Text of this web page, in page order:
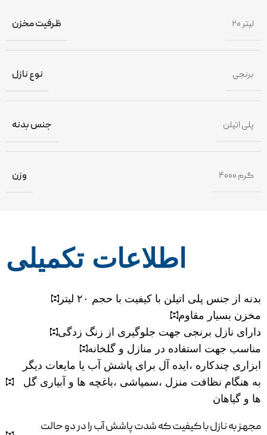
ظرفیت مخزن ۲۰ لیتر
نوع نازل برنجی
جنس بدنه پلی اتیلن
وزن ۴۰۰۰ گرم
اطلاعات تکمیلی
بدنه از جنس پلی اتیلن با کیفیت با حجم ۲۰ لیتر
مخزن بسیار مقاوم
دارای نازل برنجی جهت جلوگیری از زنگ زدگی
مناسب جهت استفاده در منازل و گلخانه
ابزاری چندکاره ،ایده آل برای پاشش آب یا مایعات دیگر
به هنگام نظافت منزل ،سمپاشی ،باغچه ها و آبیاری گل
ها و گیاهان
مجهز به نازل با کیفیت که شدت پاشش آب را در دو حالت